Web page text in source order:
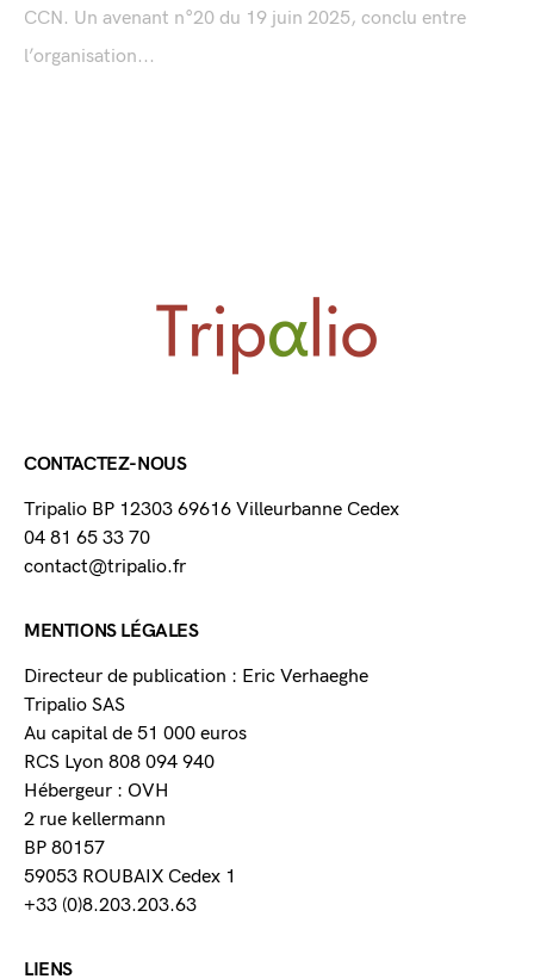
CCN. Un avenant n°20 du 19 juin 2025, conclu entre
l’organisation...
CONTACTEZ-NOUS
Tripalio BP 12303 69616 Villeurbanne Cedex
04 81 65 33 70
contact@tripalio.fr
MENTIONS LÉGALES
Directeur de publication : Eric Verhaeghe
Tripalio SAS
Au capital de 51 000 euros
RCS Lyon 808 094 940
Hébergeur : OVH
2 rue kellermann
BP 80157
59053 ROUBAIX Cedex 1
+33 (0)8.203.203.63
LIENS